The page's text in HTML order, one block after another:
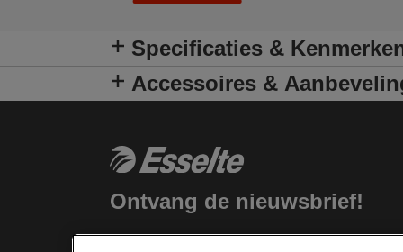
Specificaties &
Accessoires &
Ontvang de nieuwsbrief!
Blijf op de hoogte van nieuwe producten